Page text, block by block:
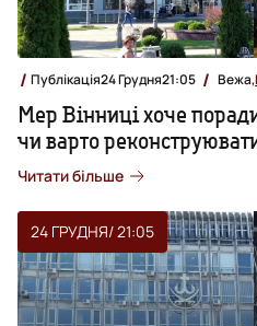
Публікація24 Грудня21:05 Вежа,
Мер Вінниці хоче
чи варто
Читати більше
24 ГРУДНЯ/ 21:05